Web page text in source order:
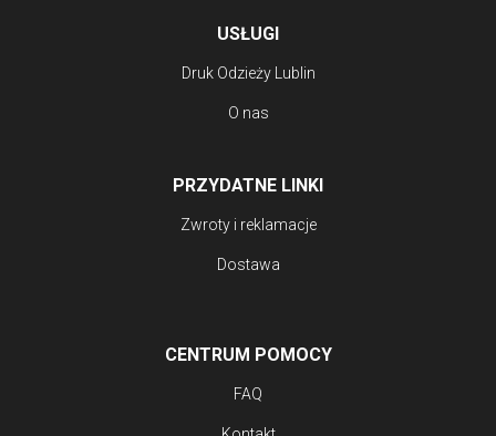
USŁUGI
Druk Odzieży Lublin
O nas
PRZYDATNE LINKI
Zwroty i reklamacje
Dostawa
CENTRUM POMOCY
FAQ